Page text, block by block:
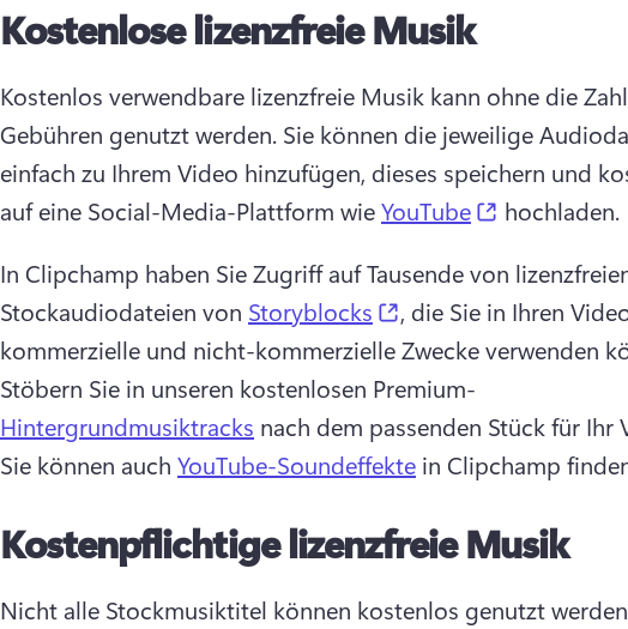
Kostenlose lizenzfreie Musik
Kostenlos verwendbare lizenzfreie Musik kann ohne die
Gebühren genutzt werden. Sie können die jeweilige
einfach zu Ihrem Video hinzufügen, dieses speichern und
auf eine Social-Media-Plattform wie YouTube (opens in a
hochladen.
In Clipchamp haben Sie Zugriff auf Tausende von
Stockaudiodateien von Storyblocks (opens in a new tab)
, die Sie in Ihren
Stöbern Sie in unseren kostenlosen Premium-
Hintergrundmusiktracks
Sie können auch YouTube-Soundeffekte in Clipchamp
Kostenpflichtige lizenzfreie Musik
Nicht alle Stockmusiktitel können kostenlos genutzt